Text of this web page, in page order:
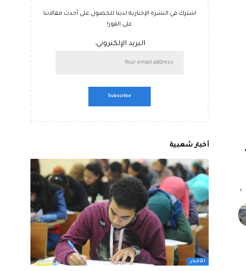
اشترك في النشرة الإخبارية لدينا للحصول على أحدث مقالاتنا
على الفور!
البريد الإلكتروني:
أخبار شعبية
الأخبار